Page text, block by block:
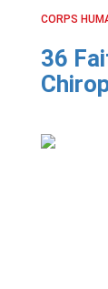
CORPS
36